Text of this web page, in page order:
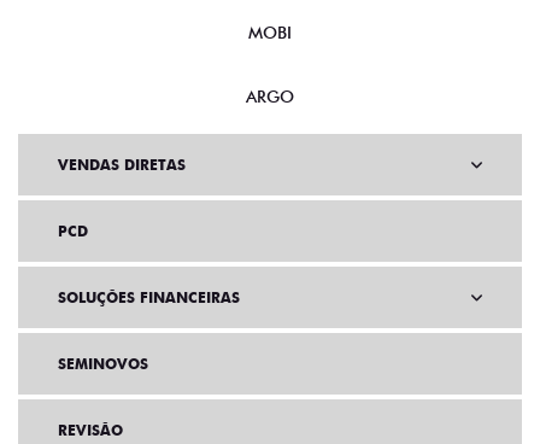
MOBI
ARGO
VENDAS DIRETAS
PCD
SOLUÇÕES FINANCEIRAS
SEMINOVOS
REVISÃO